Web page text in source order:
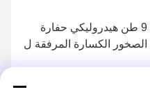
9 طن هيدروليكي حفارة
الصخور الكسارة المرفقة ل